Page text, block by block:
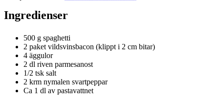
Ingredienser
500 g spaghetti
2 paket vildsvinsbacon (klippt i 2 cm bitar)
4 äggulor
2 dl riven parmesanost
1/2 tsk salt
2 krm nymalen svartpeppar
Ca 1 dl av pastavattnet